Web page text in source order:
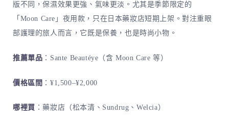
版不同，保濕效果更強、氣味更淡。尤其是季節限定的
「Moon Care」夜用款，只在日本藥妝店短期上架。對注重眼
部護理的旅人而言，它既是保養，也是時尚小物。
推薦單品 ：Sante Beautéye（含 Moon Care 等）
價格區間 ：¥1,500–¥2,000
哪裡買 ：藥妝店（松本清、Sundrug、Welcia）